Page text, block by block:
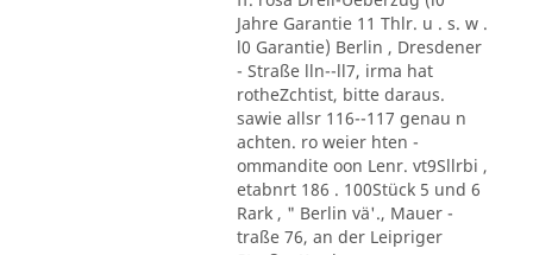
Jahre Garantie 11 Thlr. u . s. w .
l0 Garantie) Berlin , Dresdener
- Straße lln--ll7, irma hat
rotheZchtist, bitte daraus.
sawie allsr 116--117 genau n
achten. ro weier hten -
ommandite oon Lenr. vt9Sllrbi ,
etabnrt 186 . 100Stück 5 und 6
Rark , " Berlin vä'., Mauer -
traße 76, an der Leipriger